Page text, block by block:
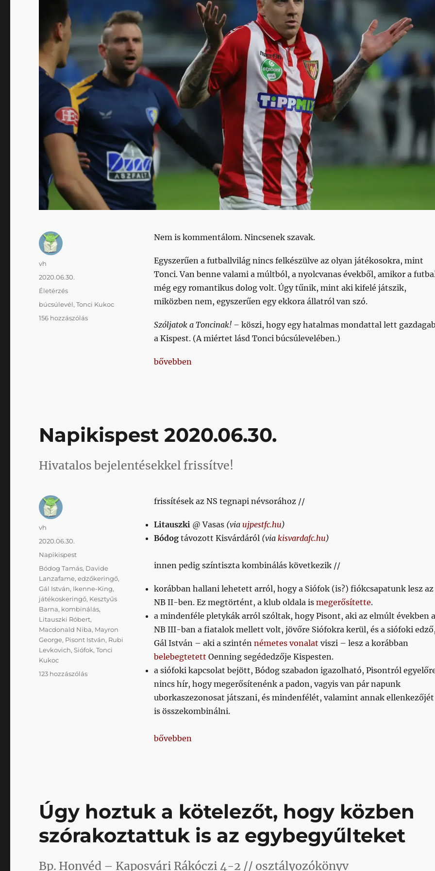
Nem is kommentálom. Nincsenek szavak.
Egyszerűen a futballvilág nincs felkészülve az olyan játékosokra, mint
Tonci. Van benne valami a múltból, a nyolcvanas évekből, amikor a
még egy romantikus dolog volt. Úgy tűnik, mint aki kifelé játszik,
miközben nem, egyszerűen egy ekkora állatról van szó.
Szóljatok a Toncinak! – köszi, hogy egy hatalmas mondattal lett
a Kispest. (A miértet lásd Tonci búcsúlevelében.)
„Ilyen búcsúlevelet még nem b*szott a magyar foci sem”
bővebben
Szerző
vh
Közzétéve
2020.06.30.
Kategória
Életérzés
Címke
búcsúlevél,Tonci Kukoc
156 hozzászólásIlyen
Napikispest 2020.06.30.
Hivatalos bejelentésekkel frissítve!
frissítések az NS tegnapi névsorához //
Litauszki@ Vasas (via ujpestfc.hu)
Bódogtávozott Kisvárdáról (via kisvardafc.hu)
innen pedig színtiszta kombinálás következik //
korábban hallani lehetett arról, hogy a Siófok (is?) fiókcsapatunk lesz az
NB II-ben. Ez megtörtént, a klub oldala is megerősítette.
a mindenféle pletykák arról szóltak, hogy Pisont, aki az elmúlt években
NB III-ban a fiatalok mellett volt, jövőre Siófokra kerül, és a siófoki
Gál István – aki a szintén németes vonalat viszi – lesz a korábban
belebegtetett Oenning segédedzője Kispesten.
a siófoki kapcsolat bejött, Bódog szabadon igazolható, Pisontról
nincs hír, hogy megerősítenénk a padon, vagyis van pár napunk
uborkaszezonosat játszani, és mindenfélét, valamint annak ellenkezőjét
is összekombinálni.
„Napikispest 2020.06.30.”
bővebben
Szerző
vh
Közzétéve
2020.06.30.
Kategória
Napikispest
Címke
Bódog Tamás, Davide
Lanzafame,edzőkeringő,
Gál István, Ikenne-King,
játékoskeringő, Kesztyűs
Barna, kombinálás,
Litauszki Róbert,
Macdonald Niba, Mayron
George, Pisont István, Rubi
Levkovich,Siófok,Tonci
Kukoc
123 hozzászólásNapikispest
Úgy hoztuk a kötelezőt, hogy közben
szórakoztattuk is az egybegyűlteket
Bp. Honvéd – Kaposvári Rákóczi 4-2 // osztályozókönyv